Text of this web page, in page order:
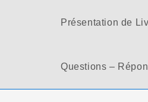
Présentation de
Questions –